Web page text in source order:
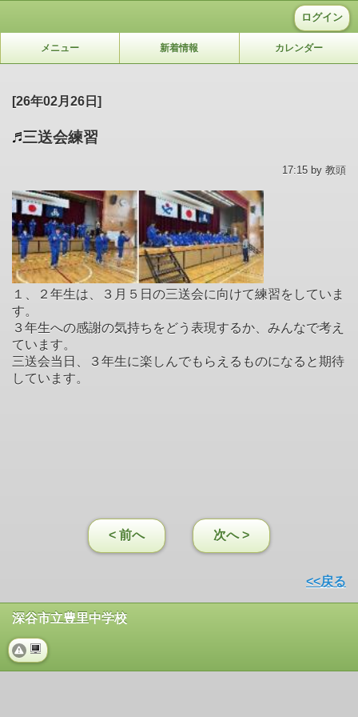
ログイン
メニュー 新着情報 カレンダー
[26年02月26日]
三送会練習
17:15 by 教頭
１、２年生は、３月５日の三送会に向けて練習をしていま
す。
３年生への感謝の気持ちをどう表現するか、みんなで考え
ています。
三送会当日、３年生に楽しんでもらえるものになると期待
しています。
< 前へ 次へ >
<<戻る
深谷市立豊里中学校